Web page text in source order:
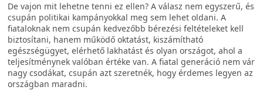
De vajon mit lehetne tenni ez ellen? A válasz nem egyszerű, és
csupán politikai kampányokkal meg sem lehet oldani. A
fiataloknak nem csupán kedvezőbb bérezési feltételeket kell
biztosítani, hanem működő oktatást, kiszámítható
egészségügyet, elérhető lakhatást és olyan országot, ahol a
teljesítménynek valóban értéke van. A fiatal generáció nem vár
nagy csodákat, csupán azt szeretnék, hogy érdemes legyen az
országban maradni.